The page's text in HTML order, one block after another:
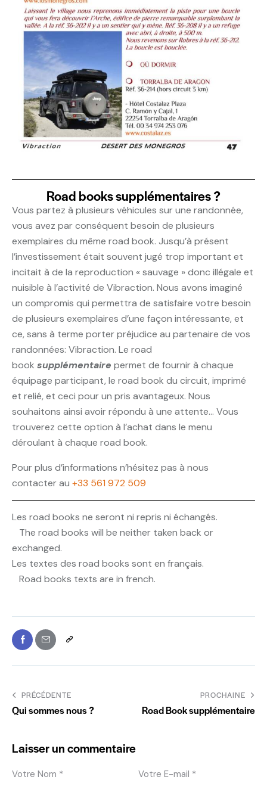
Road books supplémentaires ?
Vous partez à plusieurs véhicules sur une randonnée,
vous avez par conséquent besoin de plusieurs
exemplaires du même road book. Jusqu’à présent
l’investissement était souvent jugé trop important et
incitait à de la reproduction « sauvage » donc illégale et
nuisible à l’activité de Vibraction. Nous avons imaginé
un compromis qui permettra de satisfaire votre besoin
de plusieurs exemplaires d’une façon intéressante, et
ce, sans à terme porter préjudice au partenaire de vos
randonnées: Vibraction. Le road
book supplémentaire permet de fournir à chaque
équipage participant, le road book du circuit, imprimé
et relié, et ceci pour un pris avantageux. Nous
souhaitons ainsi avoir répondu à une attente… Vous
trouverez cette option à l’achat dans le menu
déroulant à chaque road book.
Pour plus d’informations n’hésitez pas à nous
contacter au +33 561 972 509
Les road books ne seront ni repris ni échangés.
The road books will be neither taken back or
exchanged.
Les textes des road books sont en français.
Road books texts are in french.
PRÉCÉDENTE
Qui sommes nous ?
PROCHAINE
Road Book supplémentaire
Laisser un commentaire